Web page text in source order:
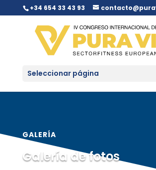
+34 654 33 43 93
Seleccionar página
GALERÍA
Galería de fotos